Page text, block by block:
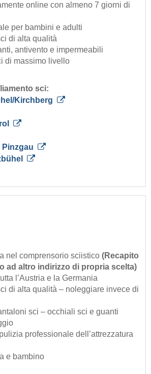
online con almeno 7 giorni di
per bambini e adulti
di alta qualità
antivento e impermeabili
di massimo livello
sci:
​Kirchberg
Pinzgau
nel comprensorio sciistico (Recapito
ad altro indirizzo di propria scelta)
l’Austria e la Germania
di alta qualità – noleggiare invece di
sci – occhiali sci e guanti
professionale dell’attrezzatura
e bambino